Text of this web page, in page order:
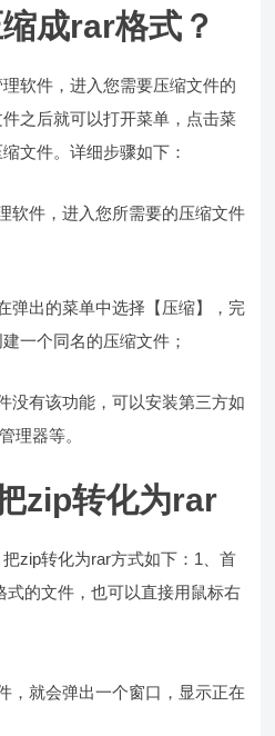
成rar格式？
软件，进入您需要压缩文件的
之后就可以打开菜单，点击菜
文件。详细步骤如下：
软件，进入您所需要的压缩文件
弹出的菜单中选择【压缩】，完
一个同名的压缩文件；
没有该功能，可以安装第三方如
理器等。
zip转化为rar
zip转化为rar方式如下：1、首
式的文件，也可以直接用鼠标右
，就会弹出一个窗口，显示正在